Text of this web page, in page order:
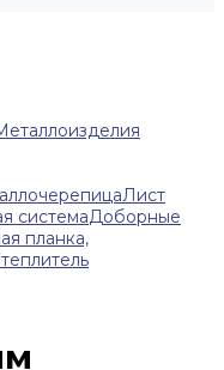
Лист
системаДоборные
планка,